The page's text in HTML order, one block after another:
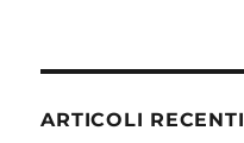
ARTICOLI RECENTI